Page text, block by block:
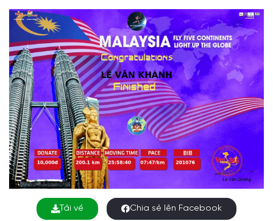
Tải về Chia sẻ lên Facebook